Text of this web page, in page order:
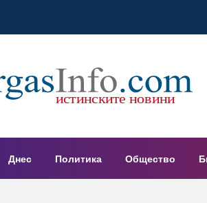
Днес Политика Общество